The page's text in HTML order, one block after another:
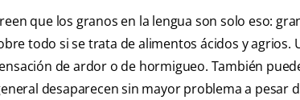
que los granos en la lengua son solo eso:
todo si se trata de alimentos ácidos y
de ardor o de hormigueo. También
desaparecen sin mayor problema a pesar